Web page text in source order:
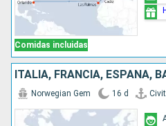
Comidas incluidas
Norwegian Gem 16 d